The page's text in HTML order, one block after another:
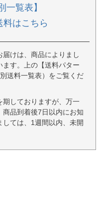
一覧表】
はこちら
けは、商品によりまし
す。上の【送料パター
送料一覧表）をご覧くだ
しておりますが、万一
品到着後7日以内にお知
しては、1週間以内、未開